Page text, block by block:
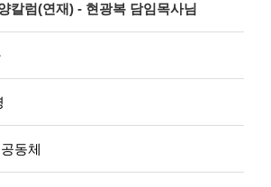
칼럼(연재) - 현광복 담임목사님
동체